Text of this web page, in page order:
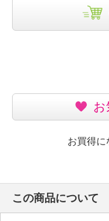
お
お買得に
この商品について